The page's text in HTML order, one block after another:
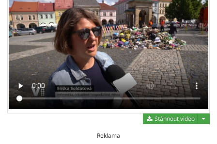
Stáhnout video
Reklama